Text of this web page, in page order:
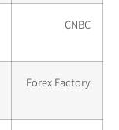
CNBC
Forex Factory